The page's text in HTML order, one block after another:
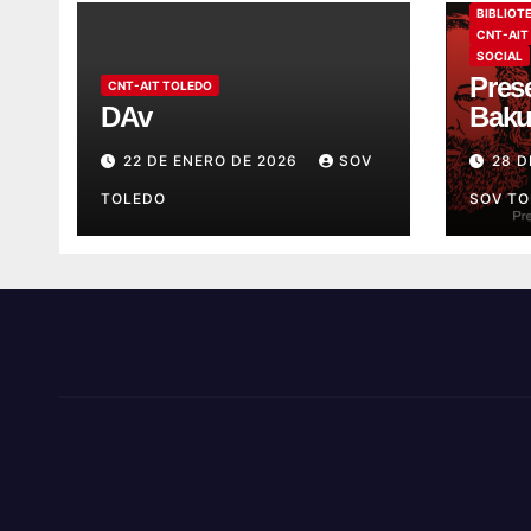
CNT-AIT TOLEDO
DAv
22 DE ENERO DE 2026 SOV
TOLEDO
CNT-AIT
SOCIAL
28
SOV